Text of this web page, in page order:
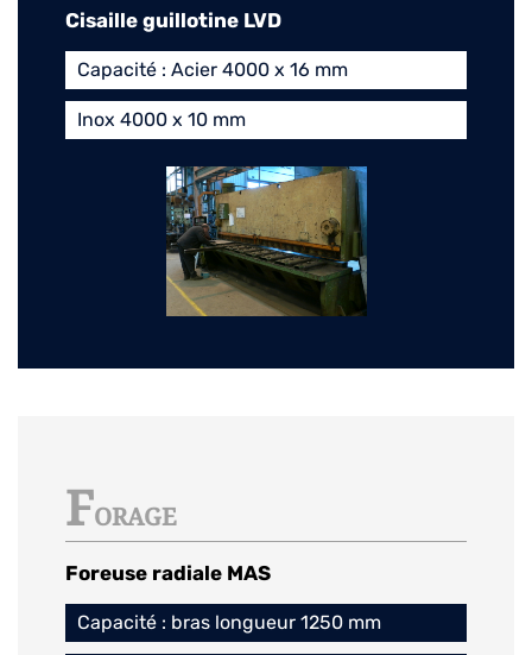
Cisaille guillotine LVD
Capacité : Acier 4000 x 16 mm
Inox 4000 x 10 mm
FORAGE
Foreuse radiale MAS
Capacité : bras longueur 1250 mm